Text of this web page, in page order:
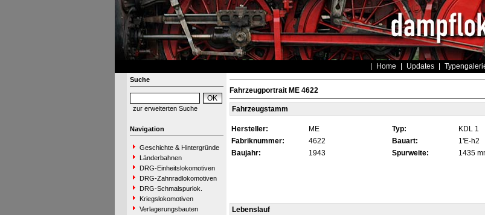
Home Updates
Suche
zur erweiterten Suche
Navigation
Geschichte & Hintergründe
Länderbahnen
DRG-Einheitslokomotiven
DRG-Zahnradlokomotiven
DRG-Schmalspurlok.
Kriegslokomotiven
Verlagerungsbauten
Fahrzeugportrait ME 4622
Fahrzeugstamm
Hersteller: ME Typ: KDL 1
Fabriknummer:
4622 Bauart: 1'E-h2
Baujahr:
1943 Spurweite: 1435
Lebenslauf